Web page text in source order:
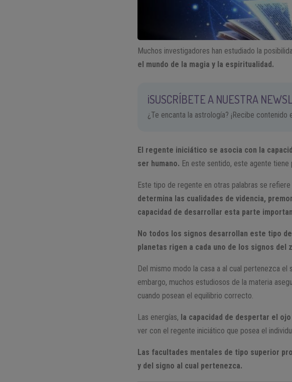
Muchos investigadores han estudiado la
el mundo de la magia y la espiritualidad.
¡SUSCRÍBETE A NUESTRA
¿Te encanta la astrología? ¡Recibe contenido
El regente iniciático se asocia con la
ser humano. En este sentido, este agente
Este tipo de regente en otras palabras se
determina las cualidades de videncia,
capacidad de desarrollar esta parte
No todos los signos desarrollan este tipo
planetas rigen a cada uno de los signos del
Del mismo modo la casa a al cual pertenezca el
embargo, muchos estudiosos de la materia
cuando posean el equilibrio correcto.
Las energías, la capacidad de despertar el
ver con el regente iniciático que posea el
Las facultades mentales de tipo superior
y del signo al cual pertenezca.